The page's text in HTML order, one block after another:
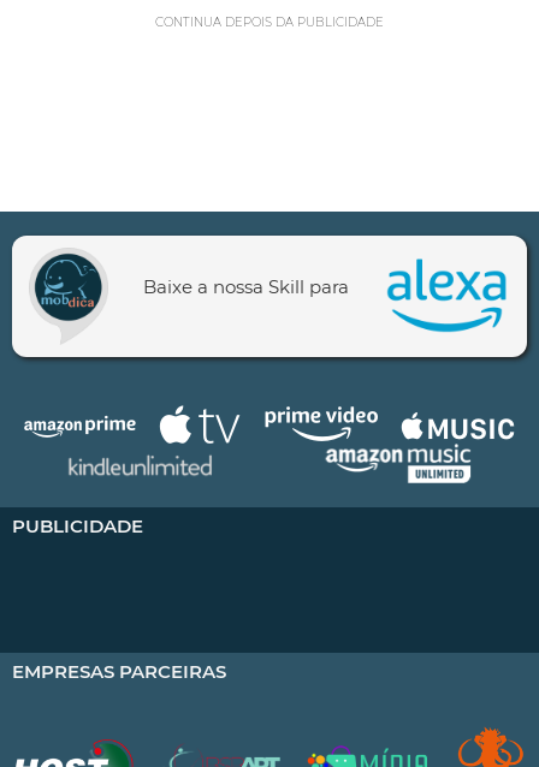
CONTINUA DEPOIS DA PUBLICIDADE
Baixe a nossa Skill para
PUBLICIDADE
EMPRESAS PARCEIRAS